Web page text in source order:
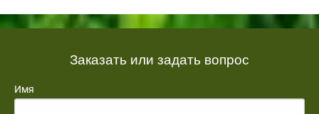
Заказать или задать вопрос
Имя